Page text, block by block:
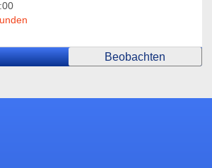
Beobachten